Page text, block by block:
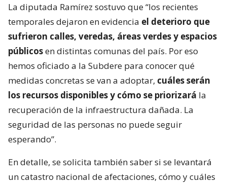
La diputada Ramírez sostuvo que “los recientes
temporales dejaron en evidencia el deterioro que
sufrieron calles, veredas, áreas verdes y espacios
públicosen distintas comunas del país. Por eso
hemos oficiado a la Subdere para conocer qué
medidas concretas se van a adoptar, cuáles serán
los recursos disponibles y cómo se priorizará la
recuperación de la infraestructura dañada. La
seguridad de las personas no puede seguir
esperando”.
En detalle, se solicita también saber si se levantará
un catastro nacional de afectaciones, cómo y cuáles